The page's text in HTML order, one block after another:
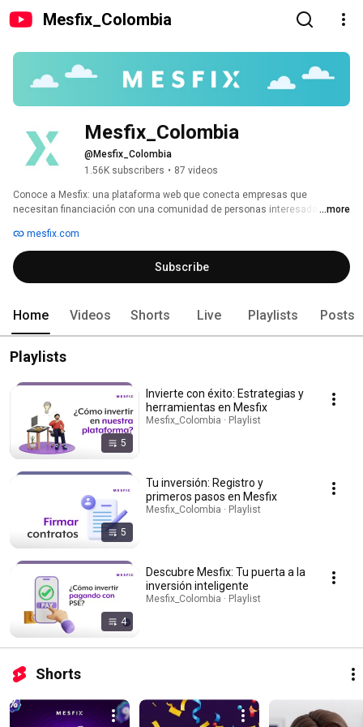
Mesfix_Colombia
Mesfix_Colombia
@Mesfix_Colombia
1.56K subscribers • 87 videos
Conoce a Mesfix: una plataforma web que conecta empresas que
necesitan financiación con una comunidad de personas interesadas en
...more
mesfix.com
Subscribe
Home Videos Shorts Live Playlists Posts
Playlists
5
Invierte con éxito: Estrategias y
herramientas en Mesfix
Mesfix_Colombia · Playlist
5
Tu inversión: Registro y
primeros pasos en Mesfix
Mesfix_Colombia · Playlist
4
Descubre Mesfix: Tu puerta a la
inversión inteligente
Mesfix_Colombia · Playlist
Shorts